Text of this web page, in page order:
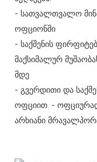
- სათვალთვალო
ოფციონში
- საქშენის
მაქსიმალურ
მდე
- გვერდითი და
ოფციით. -
არხიანი